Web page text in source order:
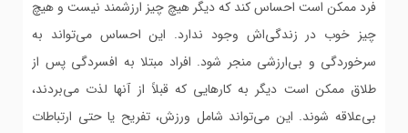
فرد ممکن است احساس کند که دیگر هیچ چیز ارزشمند نیست و هیچ
چیز خوب در زندگی‌اش وجود ندارد. این احساس می‌تواند به
سرخوردگی و بی‌ارزشی منجر شود. افراد مبتلا به افسردگی پس از
طلاق ممکن است دیگر به کارهایی که قبلاً از آنها لذت می‌بردند،
بی‌علاقه شوند. این می‌تواند شامل ورزش، تفریح یا حتی ارتباطات